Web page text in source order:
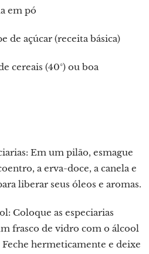
em pó
de açúcar (receita básica)
cereais (40°) ou boa
Em um pilão, esmague
a erva-doce, a canela e
liberar seus óleos e aromas.
Coloque as especiarias
frasco de vidro com o álcool
Feche hermeticamente e deixe